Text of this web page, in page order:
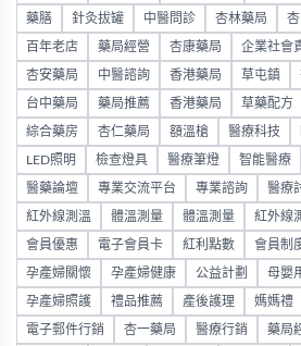
藥膳 針灸拔罐 中醫問診 杏林藥局
百年老店 藥局經營 杏康藥局 企業社會
杏安藥局 中醫諮詢 香港藥局 草屯鎮
台中藥局 藥局推薦 香港藥局 草藥配方
綜合藥房 杏仁藥局 額溫槍 醫療科技
LED照明 檢查燈具 醫療筆燈 智能醫療
醫藥論壇 專業交流平台 專業諮詢 醫療
紅外線測溫 體溫測量 體溫測量 紅外線
會員優惠 電子會員卡 紅利點數 會員制
孕產婦關懷 孕產婦健康 公益計劃 母嬰
孕產婦照護 禮品推薦 產後護理 媽媽禮
電子郵件行銷 杏一藥局 醫療行銷 藥局